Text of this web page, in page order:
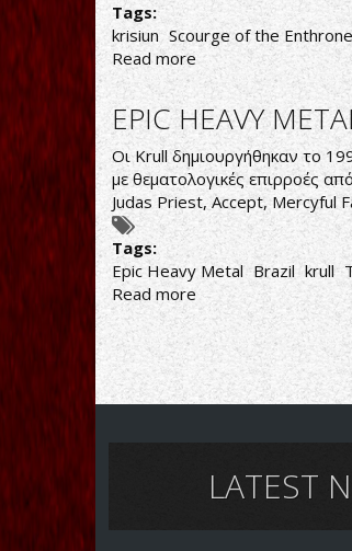
Tags:
krisiun Scourge of the
Read more about
ΟΙΚΟΓΕΝΕΙΑΚΗ
ΕΠΙΧΕΙΡΗΣΗ
ΒΡΑΖΙΛΙΑΝΙΚΟΥ
DEATH
METAL
EPIC HEAVY
Οι Krull δημιουργήθηκαν το
με θεματολογικές επιρροές
Judas Priest, Accept, Mercyful
Tags:
Epic Heavy Metal Brazil krull
Read more about
EPIC
HEAVY
METAL
ΑΠΟ
ΒΡΑΖΙΛΙΑ
LATEST